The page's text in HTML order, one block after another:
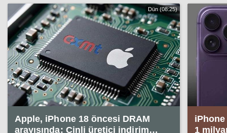
Dün (08:25)
Apple, iPhone 18 öncesi DRAM
arayışında: Çinli üretici indirim
1